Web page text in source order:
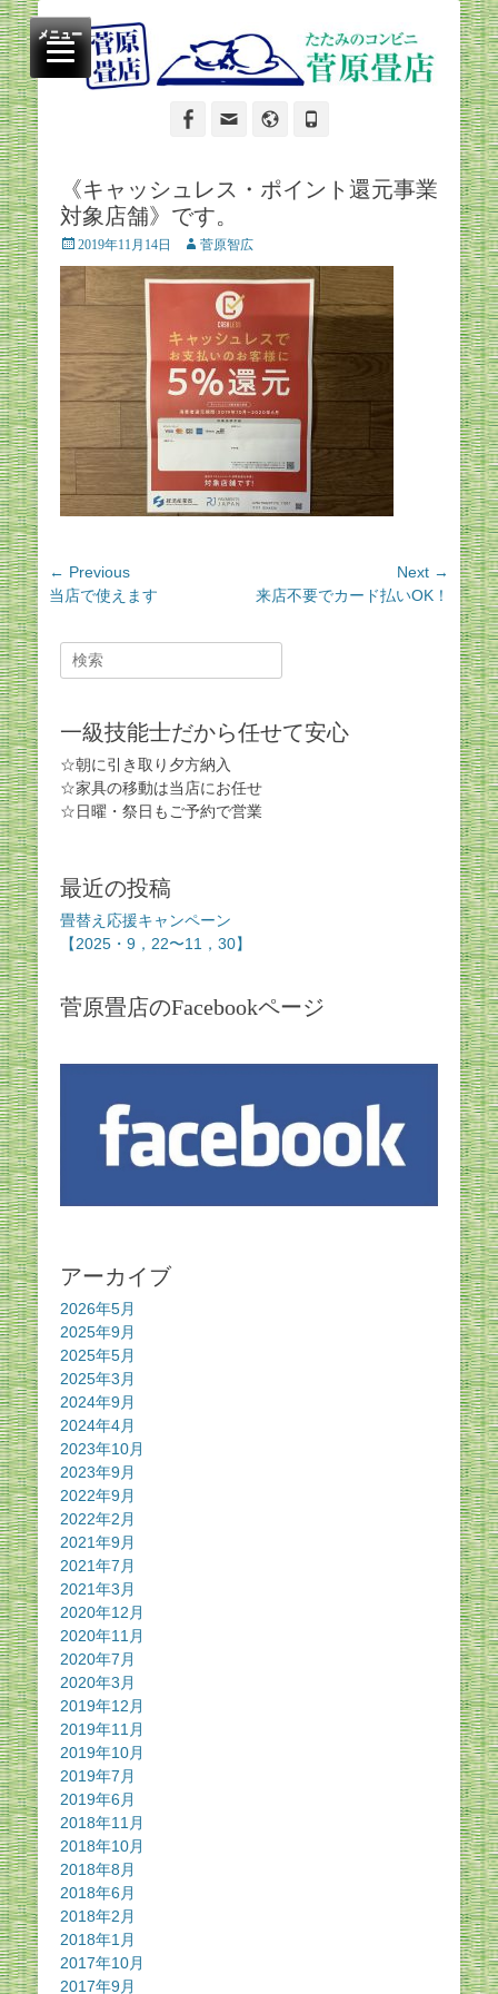
菅原畳店
たたみのコンビニ
Facebook
Email Website
《キャッシュレス・ポイント還元事業
対象店舗》です。
Posted
on
2019年11月14日 Author
菅原智広
投
稿
ゲ
シ
ョ
ン
← Previous
Previous
当店で使えます
Next →
Next
来店不要でカード払いOK！
Search
for:
一級技能士だから任せて安心
☆朝に引き取り夕方納入
☆家具の移動は当店にお任せ
☆日曜・祭日もご予約で営業
最近の投稿
畳替え応援キャンペーン
【2025・9，22〜11，30】
菅原畳店のFacebookページ
アーカイブ
2026年5月
2025年9月
2025年5月
2025年3月
2024年9月
2024年4月
2023年10月
2023年9月
2022年9月
2022年2月
2021年9月
2021年7月
2021年3月
2020年12月
2020年11月
2020年7月
2020年3月
2019年12月
2019年11月
2019年10月
2019年7月
2019年6月
2018年11月
2018年10月
2018年8月
2018年6月
2018年2月
2018年1月
2017年10月
2017年9月
メニュー